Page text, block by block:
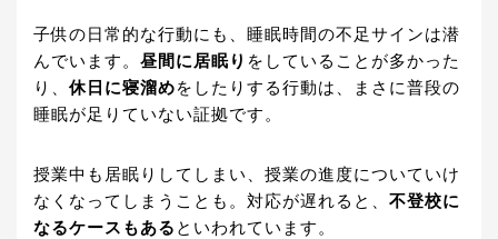
子供の日常的な行動にも、睡眠時間の不足サインは潜
んでいます。 昼間に居眠り をしていることが多かった
り、 休日に寝溜めをしたりする行動は、まさに普段の
睡眠が足りていない証拠です。
授業中も居眠りしてしまい、授業の進度についていけ
なくなってしまうことも。対応が遅れると、 不登校に
なるケースもある といわれています。